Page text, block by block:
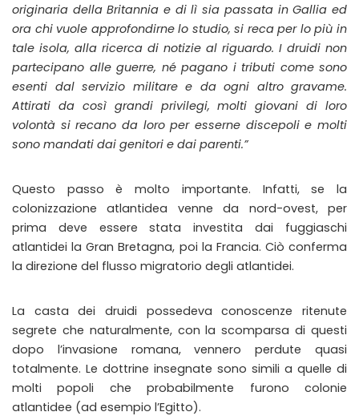
originaria della Britannia e di lì sia passata in Gallia ed
ora chi vuole approfondirne lo studio, si reca per lo più in
tale isola, alla ricerca di notizie al riguardo. I druidi non
partecipano alle guerre, né pagano i tributi come sono
esenti dal servizio militare e da ogni altro gravame.
Attirati da così grandi privilegi, molti giovani di loro
volontà si recano da loro per esserne discepoli e molti
sono mandati dai genitori e dai parenti.”
Questo passo è molto importante. Infatti, se la
colonizzazione atlantidea venne da nord-ovest, per
prima deve essere stata investita dai fuggiaschi
atlantidei la Gran Bretagna, poi la Francia. Ciò conferma
la direzione del flusso migratorio degli atlantidei.
La casta dei druidi possedeva conoscenze ritenute
segrete che naturalmente, con la scomparsa di questi
dopo l’invasione romana, vennero perdute quasi
totalmente. Le dottrine insegnate sono simili a quelle di
molti popoli che probabilmente furono colonie
atlantidee (ad esempio l’Egitto).